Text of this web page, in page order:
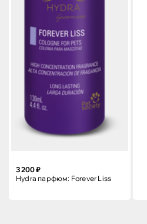
3 200 ₽
Hydra парфюм: Forever Liss